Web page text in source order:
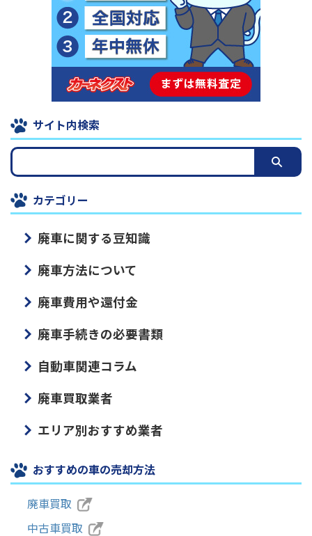
サイト内検索
カテゴリー
廃車に関する豆知識
廃車方法について
廃車費用や還付金
廃車手続きの必要書類
自動車関連コラム
廃車買取業者
エリア別おすすめ業者
おすすめの車の売却方法
廃車買取
中古車買取